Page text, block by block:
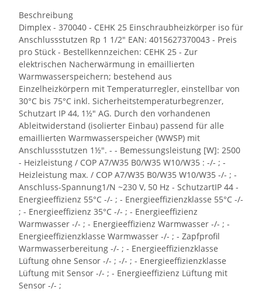
Beschreibung
Dimplex - 370040 - CEHK 25 Einschraubheizkörper iso für
Anschlussstutzen Rp 1 1/2" EAN: 4015627370043 - Preis
pro Stück - Bestellkennzeichen: CEHK 25 - Zur
elektrischen Nacherwärmung in emaillierten
Warmwasserspeichern; bestehend aus
Einzelheizkörpern mit Temperaturregler, einstellbar von
30°C bis 75°C inkl. Sicherheitstemperaturbegrenzer,
Schutzart IP 44, 1½" AG. Durch den vorhandenen
Ableitwiderstand (isolierter Einbau) passend für alle
emaillierten Warmwasserspeicher (WWSP) mit
Anschlussstutzen 1½". - - Bemessungsleistung [W]: 2500
- Heizleistung / COP A7/W35 B0/W35 W10/W35 : -/- ; -
Heizleistung max. / COP A7/W35 B0/W35 W10/W35 -/- ; -
Anschluss-Spannung1/N ~230 V, 50 Hz - SchutzartIP 44 -
Energieeffizienz 55°C -/- ; - Energieeffizienzklasse 55°C -/-
; - Energieeffizienz 35°C -/- ; - Energieeffizienz
Warmwasser -/- ; - Energieeffizienz Warmwasser -/- ; -
Energieeffizienzklasse Warmwasser -/- ; - Zapfprofil
Warmwasserbereitung -/- ; - Energieeffizienzklasse
Lüftung ohne Sensor -/- ; -/- ; - Energieeffizienzklasse
Lüftung mit Sensor -/- ; - Energieeffizienz Lüftung mit
Sensor -/- ;